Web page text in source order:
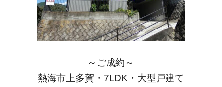
～ご成約～
熱海市上多賀・7LDK・大型戸建て